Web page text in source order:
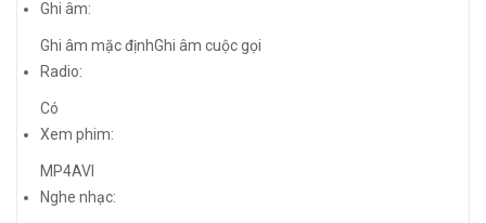
Ghi âm:
Ghi âm mặc địnhGhi âm cuộc gọi
Radio:
Có
Xem phim:
MP4AVI
Nghe nhạc: